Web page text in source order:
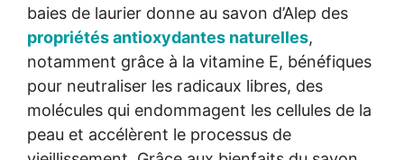
baies de laurier donne au savon d’Alep des
propriétés antioxydantes naturelles,
notamment grâce à la vitamine E, bénéfiques
pour neutraliser les radicaux libres, des
molécules qui endommagent les cellules de la
peau et accélèrent le processus de